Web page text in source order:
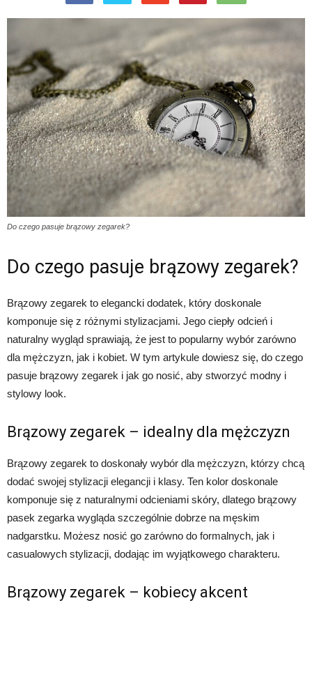
Do czego pasuje brązowy zegarek?
Do czego pasuje brązowy zegarek?
Brązowy zegarek to elegancki dodatek, który doskonale
komponuje się z różnymi stylizacjami. Jego ciepły odcień i
naturalny wygląd sprawiają, że jest to popularny wybór zarówno
dla mężczyzn, jak i kobiet. W tym artykule dowiesz się, do czego
pasuje brązowy zegarek i jak go nosić, aby stworzyć modny i
stylowy look.
Brązowy zegarek – idealny dla mężczyzn
Brązowy zegarek to doskonały wybór dla mężczyzn, którzy chcą
dodać swojej stylizacji elegancji i klasy. Ten kolor doskonale
komponuje się z naturalnymi odcieniami skóry, dlatego brązowy
pasek zegarka wygląda szczególnie dobrze na męskim
nadgarstku. Możesz nosić go zarówno do formalnych, jak i
casualowych stylizacji, dodając im wyjątkowego charakteru.
Brązowy zegarek – kobiecy akcent